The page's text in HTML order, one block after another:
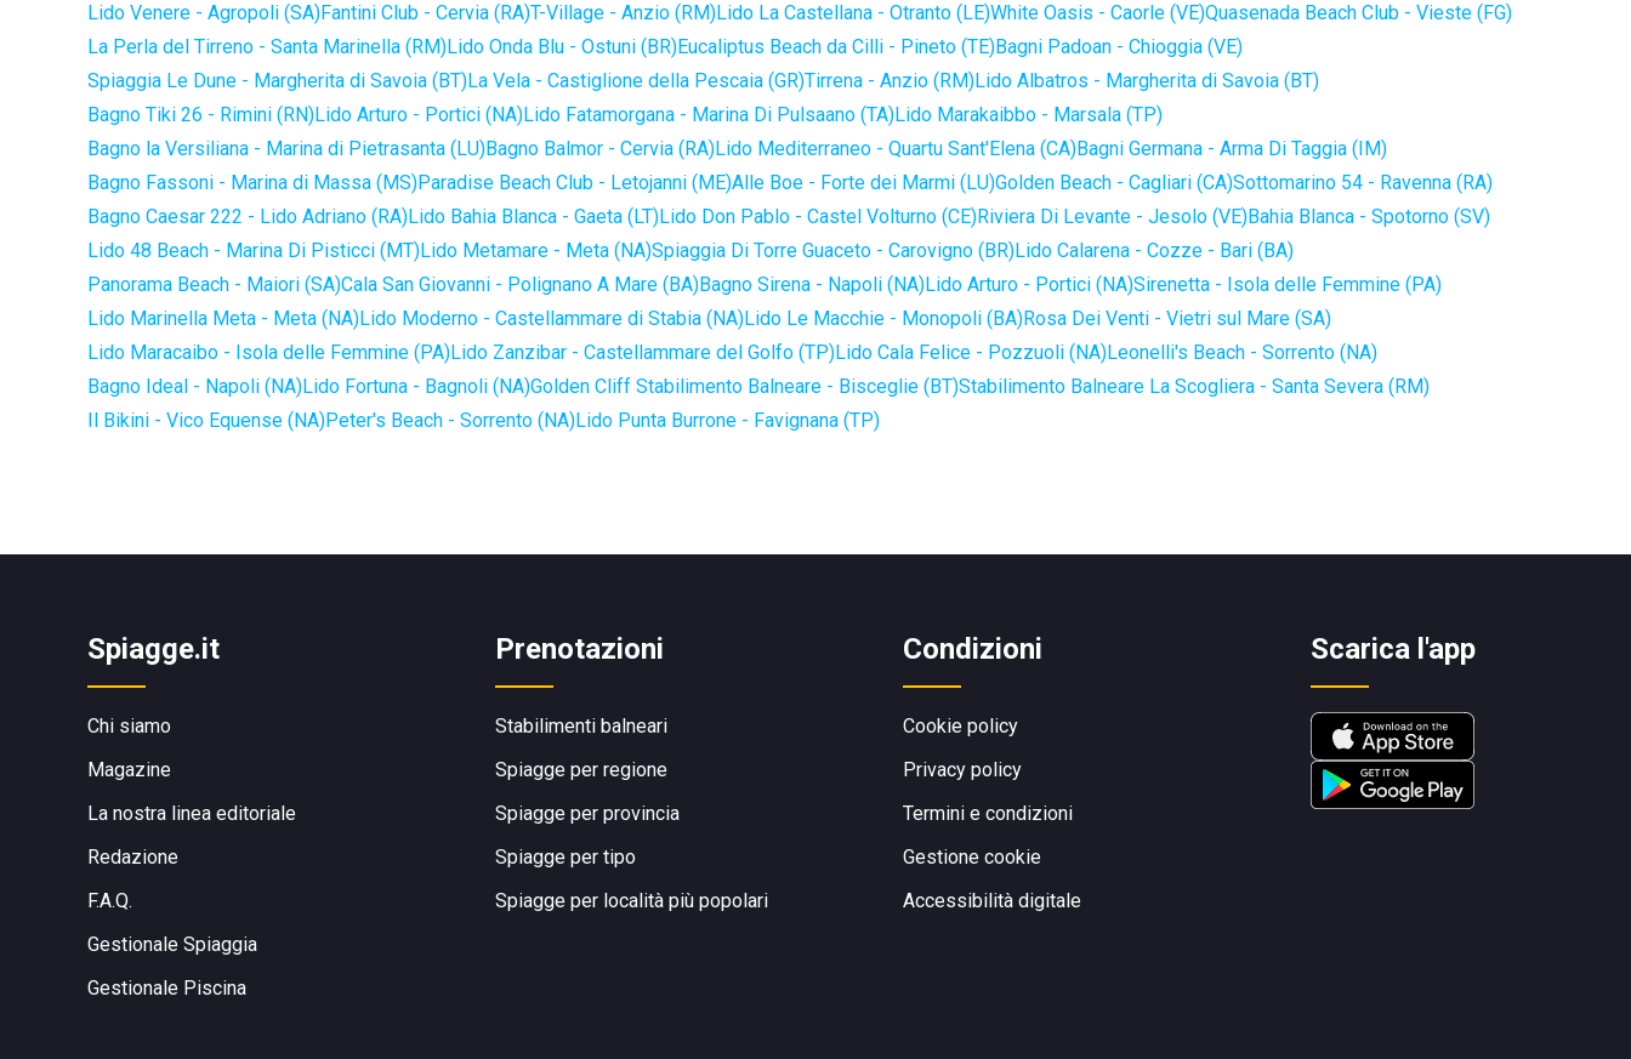
Lido Venere - Agropoli (SA)Fantini Club - Cervia (RA)T-Village - Anzio (RM)Lido La Castellana - Otranto (LE)White Oasis - Caorle (VE)Quasenada Beach Club - Vieste (FG)
La Perla del Tirreno - Santa Marinella (RM)Lido Onda Blu - Ostuni (BR)Eucaliptus Beach da Cilli - Pineto (TE)Bagni Padoan - Chioggia (VE)
Spiaggia Le Dune - Margherita di Savoia (BT)La Vela - Castiglione della Pescaia (GR)Tirrena - Anzio (RM)Lido Albatros - Margherita di Savoia (BT)
Bagno Tiki 26 - Rimini (RN)Lido Arturo - Portici (NA)Lido Fatamorgana - Marina Di Pulsaano (TA)Lido Marakaibbo - Marsala (TP)
Bagno la Versiliana - Marina di Pietrasanta (LU)Bagno Balmor - Cervia (RA)Lido Mediterraneo - Quartu Sant'Elena (CA)Bagni Germana - Arma Di Taggia (IM)
Bagno Fassoni - Marina di Massa (MS)Paradise Beach Club - Letojanni (ME)Alle Boe - Forte dei Marmi (LU)Golden Beach - Cagliari (CA)Sottomarino 54 - Ravenna (RA)
Bagno Caesar 222 - Lido Adriano (RA)Lido Bahia Blanca - Gaeta (LT)Lido Don Pablo - Castel Volturno (CE)Riviera Di Levante - Jesolo (VE)Bahia Blanca - Spotorno (SV)
Lido 48 Beach - Marina Di Pisticci (MT)Lido Metamare - Meta (NA)Spiaggia Di Torre Guaceto - Carovigno (BR)Lido Calarena - Cozze - Bari (BA)
Panorama Beach - Maiori (SA)Cala San Giovanni - Polignano A Mare (BA)Bagno Sirena - Napoli (NA)Lido Arturo - Portici (NA)Sirenetta - Isola delle Femmine (PA)
Lido Marinella Meta - Meta (NA)Lido Moderno - Castellammare di Stabia (NA)Lido Le Macchie - Monopoli (BA)Rosa Dei Venti - Vietri sul Mare (SA)
Lido Maracaibo - Isola delle Femmine (PA)Lido Zanzibar - Castellammare del Golfo (TP)Lido Cala Felice - Pozzuoli (NA)Leonelli's Beach - Sorrento (NA)
Bagno Ideal - Napoli (NA)Lido Fortuna - Bagnoli (NA)Golden Cliff Stabilimento Balneare - Bisceglie (BT)Stabilimento Balneare La Scogliera - Santa Severa (RM)
Il Bikini - Vico Equense (NA)Peter's Beach - Sorrento (NA)Lido Punta Burrone - Favignana (TP)
Spiagge.it
Chi siamo
Magazine
La nostra linea editoriale
Redazione
F.A.Q.
Gestionale Spiaggia
Gestionale Piscina
Prenotazioni
Stabilimenti balneari
Spiagge per regione
Spiagge per provincia
Spiagge per tipo
Spiagge per località più popolari
Condizioni
Cookie policy
Privacy policy
Termini e condizioni
Gestione cookie
Accessibilità digitale
Scarica l'app